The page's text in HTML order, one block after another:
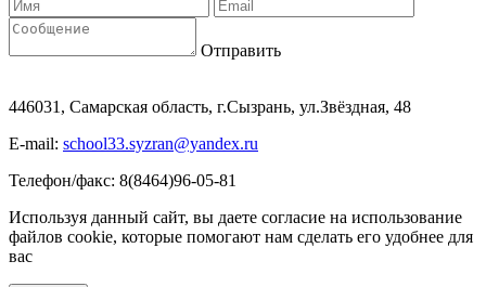
Отправить
446031, Самарская область, г.Сызрань, ул.Звёздная, 48
E-mail: school33.syzran@yandex.ru
Телефон/факс: 8(8464)96-05-81
Используя данный сайт, вы даете согласие на использование
файлов cookie, которые помогают нам сделать его удобнее для
вас